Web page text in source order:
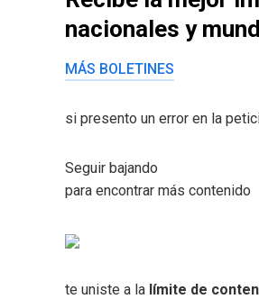
nacionales y
MÁS BOLETINES
si presento un error en la
Seguir bajando
para encontrar más contenido
te uniste a la límite de